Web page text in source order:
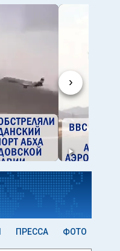
›
ПРЕССА ФОТО